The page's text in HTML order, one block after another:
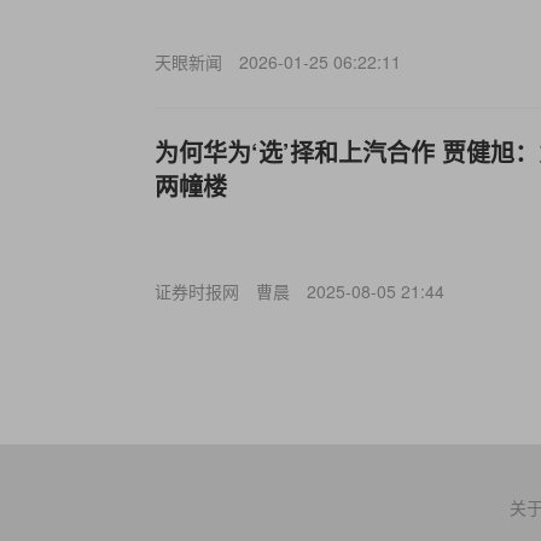
天眼新闻 2026-01-25 06:22:11
为何华为‘选’择和上汽合作 贾健旭
两幢楼
证券时报网 曹晨 2025-08-05 21:44
关